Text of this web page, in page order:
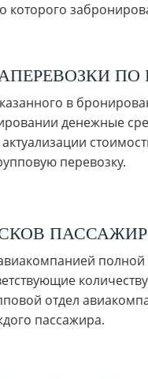
которого
в
денежные
перевозку.
полной
отдел
пассажира.